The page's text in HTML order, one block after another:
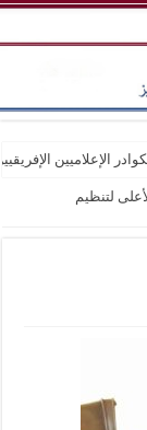
الإعلاميين
لتنظيم